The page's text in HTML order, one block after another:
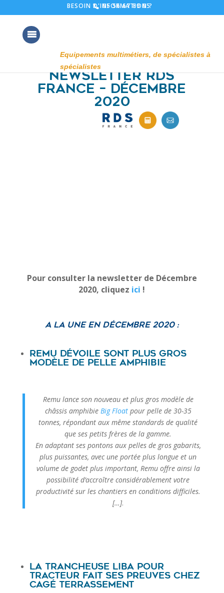
05 56 67 89 05
BESOIN D'INFORMATION ?
Newsletter RDS
France – Décembre
2020
Pour consulter la newsletter de Décembre
2020, cliquez ici !
A la une en Décembre 2020 :
Remu dévoile sont plus gros
modèle de pelle amphibie
Remu lance son nouveau et plus gros modèle de
châssis amphibie Big Floatpour pelle de 30-35
tonnes, répondant aux même standards de qualité
que ses petits frères de la gamme.
En adaptant ses pontons aux pelles de gros gabarits,
plus puissantes, avec une portée plus longue et un
volume de godet plus important, Remu offre ainsi la
possibilité d’accroître considérablement votre
productivité sur les chantiers en conditions difficiles.
[…].
La trancheuse Liba pour
tracteur fait ses preuves chez
CAGÉ Terrassement